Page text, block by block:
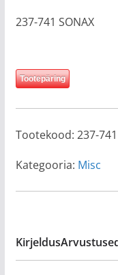
237-741 SONAX
Tootepäring
Tootekood: 237-
Kategooria: Misc
Kirjeldus